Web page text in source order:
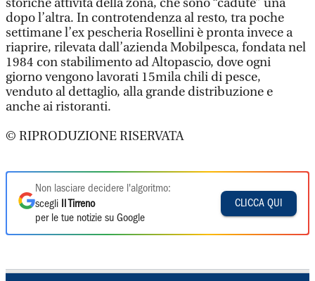
storiche attività della zona, che sono “cadute” una
dopo l’altra. In controtendenza al resto, tra poche
settimane l’ex pescheria Rosellini è pronta invece a
riaprire, rilevata dall’azienda Mobilpesca, fondata nel
1984 con stabilimento ad Altopascio, dove ogni
giorno vengono lavorati 15mila chili di pesce,
venduto al dettaglio, alla grande distribuzione e
anche ai ristoranti.
© RIPRODUZIONE RISERVATA
Non lasciare decidere l'algoritmo:
scegli
Il Tirreno
per le tue notizie su Google
CLICCA QUI